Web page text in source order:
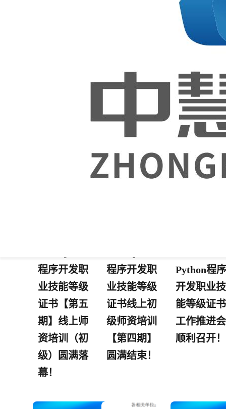
程序开发职
业技能等级
证书【第五
期】线上师
资培训（初
级）圆满落
幕！
程序开发职
业技能等级
证书线上初
级师资培训
【第四期】
圆满结束！
Python程序
开发职业技
能等级证书
工作推进会
顺利召开！